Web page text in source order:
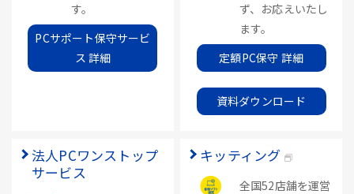
す。
PCサポート保守サービ
ス 詳細
ず、お応えいたし
ます。
定額PC保守 詳細
資料ダウンロード
法人PCワンストップ
サービス
キッティング
全国52店舗を運営